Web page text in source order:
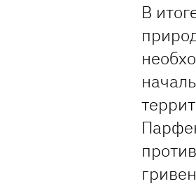
В